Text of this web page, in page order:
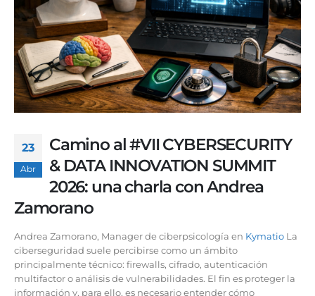
23
Abr
Camino al #VII CYBERSECURITY
& DATA INNOVATION SUMMIT
2026: una charla con Andrea
Zamorano
Andrea Zamorano, Manager de ciberpsicología en Kymatio La
ciberseguridad suele percibirse como un ámbito
principalmente técnico: firewalls, cifrado, autenticación
multifactor o análisis de vulnerabilidades. El fin es proteger la
información y, para ello, es necesario entender cómo